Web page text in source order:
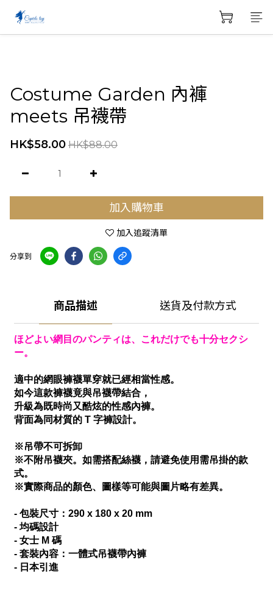
Costume Garden 內褲
meets 吊襪帶
HK$58.00 HK$88.00
加入購物車
加入追蹤清單
分享到
商品描述 送貨及付款方式
ほどよい網目のパンティは、これだけでも十分セクシ
ー。
適中的網眼褲襪單穿就已經相當性感。
如今這款褲襪竟與吊襪帶結合，
升級為既時尚又酷炫的性感內褲。
背面為同材質的 T 字褲設計。
※吊帶不可拆卸
※不附吊襪夾。如需搭配絲襪，請避免使用需吊掛的款
式。
※實際商品的顏色、圖樣等可能與圖片略有差異。
- 包裝尺寸：290 x 180 x 20 mm
- 均碼設計
- 女士 M 碼
- 套裝內容：一體式吊襪帶內褲
- 日本引進